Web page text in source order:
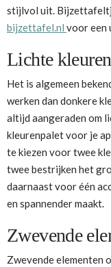
stijlvol uit.
bijzettafel.nl voor een
Lichte kleuren
Het is algemeen
werken dan donkere
altijd aangeraden om
kleurenpalet voor je
te kiezen voor twee
twee bestrijken het
daarnaast voor één
en spannender maakt.
Zwevende
Zwevende elementen